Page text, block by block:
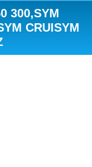
300,SYM
CRUISYM